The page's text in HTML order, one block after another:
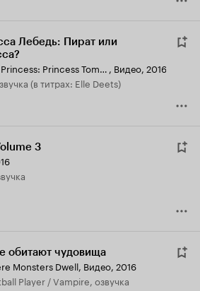
Лебедь: Пират или
The Swan Princess: Princess Tomorrow, Pirate Today! , Видео, 2016
(в титрах: Elle Deets)
3
обитают чудовища
Monsters Dwell, Видео, 2016
Player / Vampire, озвучка